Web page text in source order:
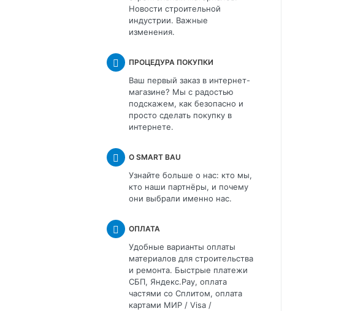
Новости строительной
индустрии. Важные
изменения.
ПРОЦЕДУРА ПОКУПКИ
Ваш первый заказ в интернет-
магазине? Мы с радостью
подскажем, как безопасно и
просто сделать покупку в
интернете.
О SMART BAU
Узнайте больше о нас: кто мы,
кто наши партнёры, и почему
они выбрали именно нас.
ОПЛАТА
Удобные варианты оплаты
материалов для строительства
и ремонта. Быстрые платежи
СБП, Яндекс.Pay, оплата
частями со Сплитом, оплата
картами МИР / Visa /